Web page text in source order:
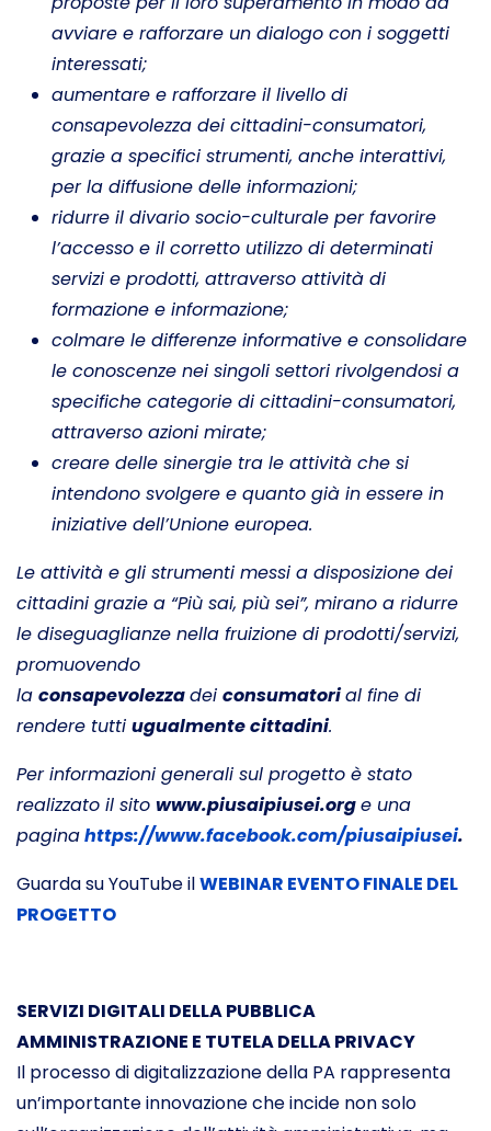
avviare e rafforzare un dialogo con i soggetti
interessati;
aumentare e rafforzare il livello di
consapevolezza dei cittadini-consumatori,
grazie a specifici strumenti, anche interattivi,
per la diffusione delle informazioni;
ridurre il divario socio-culturale per favorire
l’accesso e il corretto utilizzo di determinati
servizi e prodotti, attraverso attività di
formazione e informazione;
colmare le differenze informative e consolidare
le conoscenze nei singoli settori rivolgendosi a
specifiche categorie di cittadini-consumatori,
attraverso azioni mirate;
creare delle sinergie tra le attività che si
intendono svolgere e quanto già in essere in
iniziative dell’Unione europea.
Le attività e gli strumenti messi a disposizione dei
cittadini grazie a “Più sai, più sei”, mirano a ridurre
le diseguaglianze nella fruizione di prodotti/servizi,
promuovendo
la consapevolezzadei consumatorial fine di
rendere tutti ugualmente cittadini.
Per informazioni generali sul progetto è stato
realizzato il sito www.piusaipiusei.orge una
paginahttps://www.facebook.com/piusaipiusei.
Guarda su YouTube ilWEBINAR EVENTO FINALE DEL
PROGETTO
SERVIZI DIGITALI DELLA PUBBLICA
AMMINISTRAZIONE E TUTELA DELLA PRIVACY
Il processo di digitalizzazione della PA rappresenta
un’importante innovazione che incide non solo